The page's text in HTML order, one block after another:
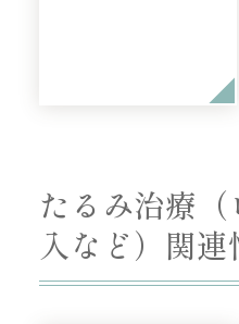
たるみ治療
入など）関連